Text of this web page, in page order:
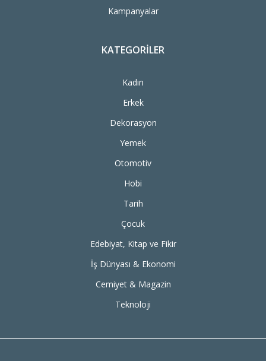
Kampanyalar
KATEGORILER
Kadın
Erkek
Dekorasyon
Yemek
Otomotiv
Hobi
Tarih
Çocuk
Edebiyat, Kitap ve Fikir
İş Dünyası & Ekonomi
Cemiyet & Magazin
Teknoloji